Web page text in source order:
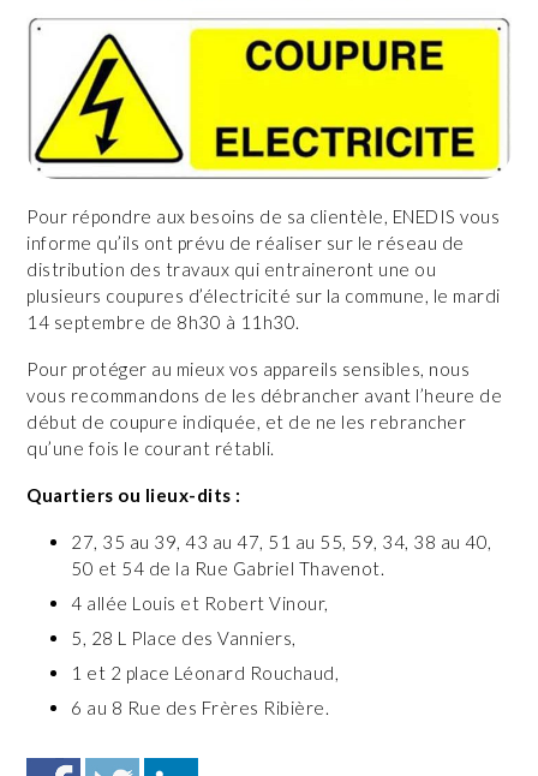
Pour répondre aux besoins de sa clientèle, ENEDIS vous
informe qu’ils ont prévu de réaliser sur le réseau de
distribution des travaux qui entraineront une ou
plusieurs coupures d’électricité sur la commune, le mardi
14 septembre de 8h30 à 11h30.
Pour protéger au mieux vos appareils sensibles, nous
vous recommandons de les débrancher avant l’heure de
début de coupure indiquée, et de ne les rebrancher
qu’une fois le courant rétabli.
Quartiers ou lieux-dits :
27, 35 au 39, 43 au 47, 51 au 55, 59, 34, 38 au 40,
50 et 54 de la Rue Gabriel Thavenot.
4 allée Louis et Robert Vinour,
5, 28 L Place des Vanniers,
1 et 2 place Léonard Rouchaud,
6 au 8 Rue des Frères Ribière.